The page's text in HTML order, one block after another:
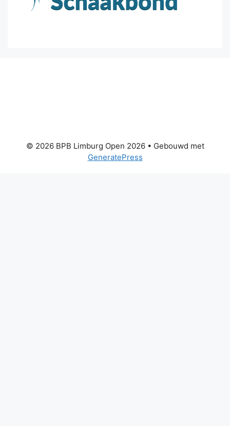
© 2026 BPB Limburg Open 2026• Gebouwd met
GeneratePress